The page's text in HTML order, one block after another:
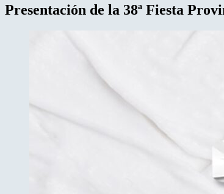
Presentación de la 38ª Fiesta